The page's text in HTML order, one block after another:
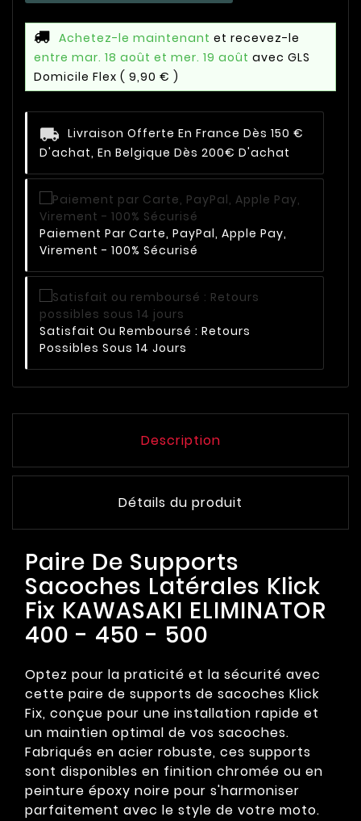
Achetez-le maintenant et recevez-le
entre mar. 18 août et mer. 19 août avec GLS
Domicile Flex ( 9,90 € )
Livraison Offerte En France Dès 150 €
D'achat, En Belgique Dès 200€ D'achat
Paiement Par Carte, PayPal, Apple Pay,
Virement - 100% Sécurisé
Satisfait Ou Remboursé : Retours
Possibles Sous 14 Jours
Description
Détails du produit
Paire De Supports
Sacoches Latérales Klick
Fix KAWASAKI ELIMINATOR
400 - 450 - 500
Optez pour la praticité et la sécurité avec
cette paire de supports de sacoches Klick
Fix, conçue pour une installation rapide et
un maintien optimal de vos sacoches.
Fabriqués en acier robuste, ces supports
sont disponibles en finition chromée ou en
peinture époxy noire pour s'harmoniser
parfaitement avec le style de votre moto.